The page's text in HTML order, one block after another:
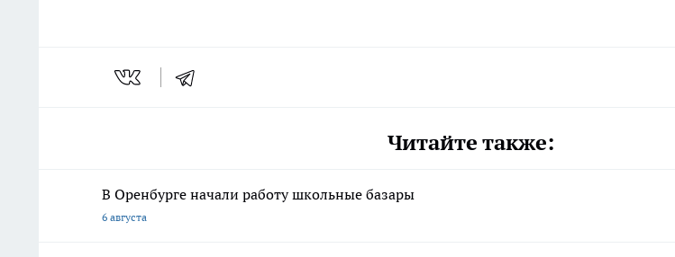
Читайте также:
В Оренбурге начали работу школьные базары
6 августа